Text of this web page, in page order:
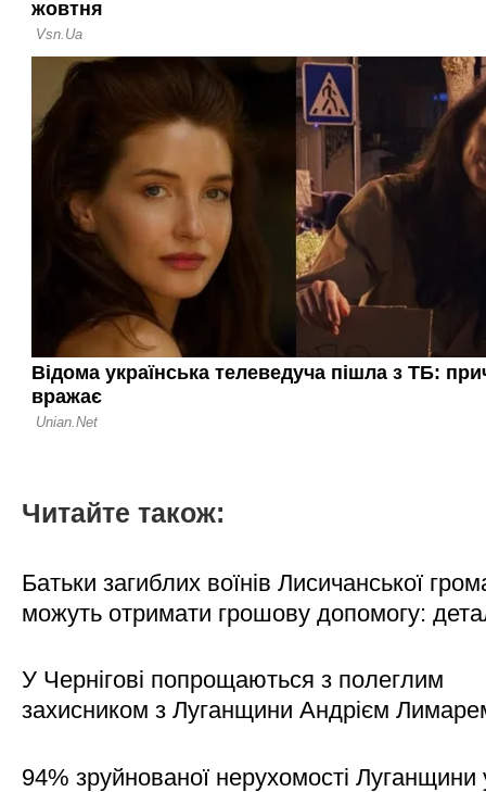
Читайте також:
Батьки загиблих воїнів Лисичанської
можуть отримати грошову допомогу:
У Чернігові попрощаються з полеглим
захисником з Луганщини Андрієм
94% зруйнованої нерухомості Луганщини